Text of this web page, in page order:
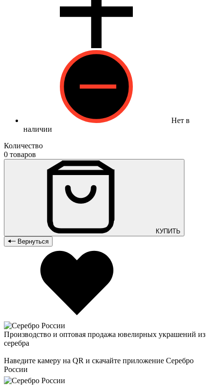
Нет в
наличии
Количество
0 товаров
КУПИТЬ
Вернуться
Производство и оптовая продажа ювелирных украшений из
серебра
Наведите камеру на QR и скачайте приложение Серебро
России